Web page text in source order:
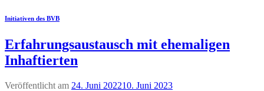
Initiativen des BVB
Erfahrungsaustausch mit ehemaligen
Inhaftierten
Veröffentlicht am 24. Juni 202210. Juni 2023